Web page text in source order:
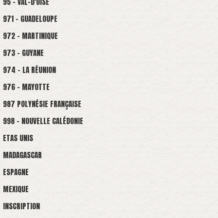
971 - GUADELOUPE
972 - MARTINIQUE
973 - GUYANE
974 - LA RÉUNION
976 - MAYOTTE
987 POLYNÉSIE FRANÇAISE
998 - NOUVELLE CALÉDONIE
ETAS UNIS
MADAGASCAR
ESPAGNE
MEXIQUE
INSCRIPTION